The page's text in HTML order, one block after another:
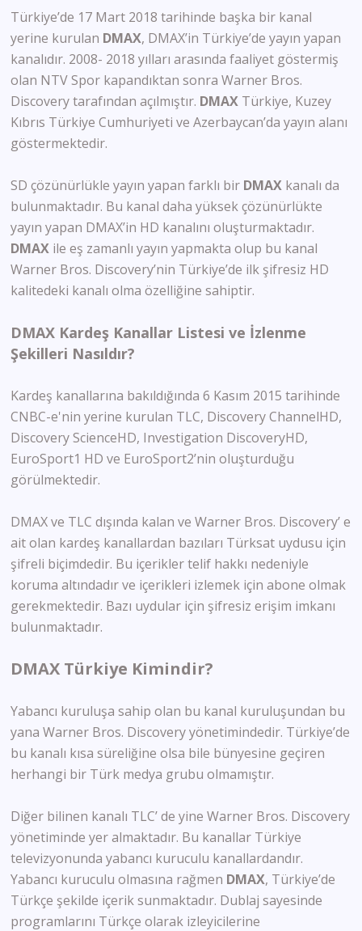
Türkiye’de 17 Mart 2018 tarihinde başka bir kanal
yerine kurulan DMAX, DMAX’in Türkiye’de yayın yapan
kanalıdır. 2008- 2018 yılları arasında faaliyet göstermiş
olan NTV Spor kapandıktan sonra Warner Bros.
Discovery tarafından açılmıştır. DMAX Türkiye, Kuzey
Kıbrıs Türkiye Cumhuriyeti ve Azerbaycan’da yayın alanı
göstermektedir.
SD çözünürlükle yayın yapan farklı bir DMAX kanalı da
bulunmaktadır. Bu kanal daha yüksek çözünürlükte
yayın yapan DMAX’in HD kanalını oluşturmaktadır.
DMAX ile eş zamanlı yayın yapmakta olup bu kanal
Warner Bros. Discovery’nin Türkiye’de ilk şifresiz HD
kalitedeki kanalı olma özelliğine sahiptir.
DMAX Kardeş Kanallar Listesi ve İzlenme
Şekilleri Nasıldır?
Kardeş kanallarına bakıldığında 6 Kasım 2015 tarihinde
CNBC-e'nin yerine kurulan TLC, Discovery ChannelHD,
Discovery ScienceHD, Investigation DiscoveryHD,
EuroSport1 HD ve EuroSport2’nin oluşturduğu
görülmektedir.
DMAX ve TLC dışında kalan ve Warner Bros. Discovery’ e
ait olan kardeş kanallardan bazıları Türksat uydusu için
şifreli biçimdedir. Bu içerikler telif hakkı nedeniyle
koruma altındadır ve içerikleri izlemek için abone olmak
gerekmektedir. Bazı uydular için şifresiz erişim imkanı
bulunmaktadır.
DMAX Türkiye Kimindir?
Yabancı kuruluşa sahip olan bu kanal kuruluşundan bu
yana Warner Bros. Discovery yönetimindedir. Türkiye’de
bu kanalı kısa süreliğine olsa bile bünyesine geçiren
herhangi bir Türk medya grubu olmamıştır.
Diğer bilinen kanalı TLC’ de yine Warner Bros. Discovery
yönetiminde yer almaktadır. Bu kanallar Türkiye
televizyonunda yabancı kuruculu kanallardandır.
Yabancı kuruculu olmasına rağmen DMAX, Türkiye’de
Türkçe şekilde içerik sunmaktadır. Dublaj sayesinde
programlarını Türkçe olarak izleyicilerine